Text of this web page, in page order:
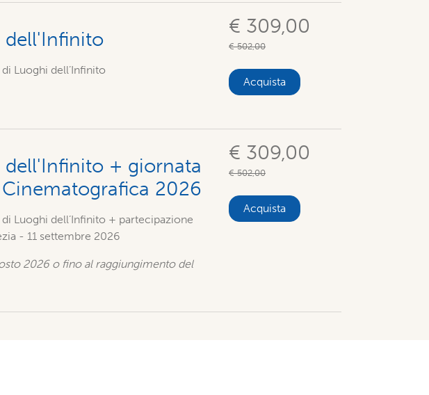
dell'Infinito
Luoghi dell’Infinito
€ 309,00
€ 502,00
Acquista
+ giornata
2026
Luoghi dell’Infinito + partecipazione
- 11 settembre 2026
2026 o fino al raggiungimento del
€ 309,00
€ 502,00
Acquista